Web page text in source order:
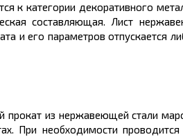
к категории декоративного
составляющая. Лист
и его параметров отпускается
прокат из нержавеющей стали
При необходимости проводится